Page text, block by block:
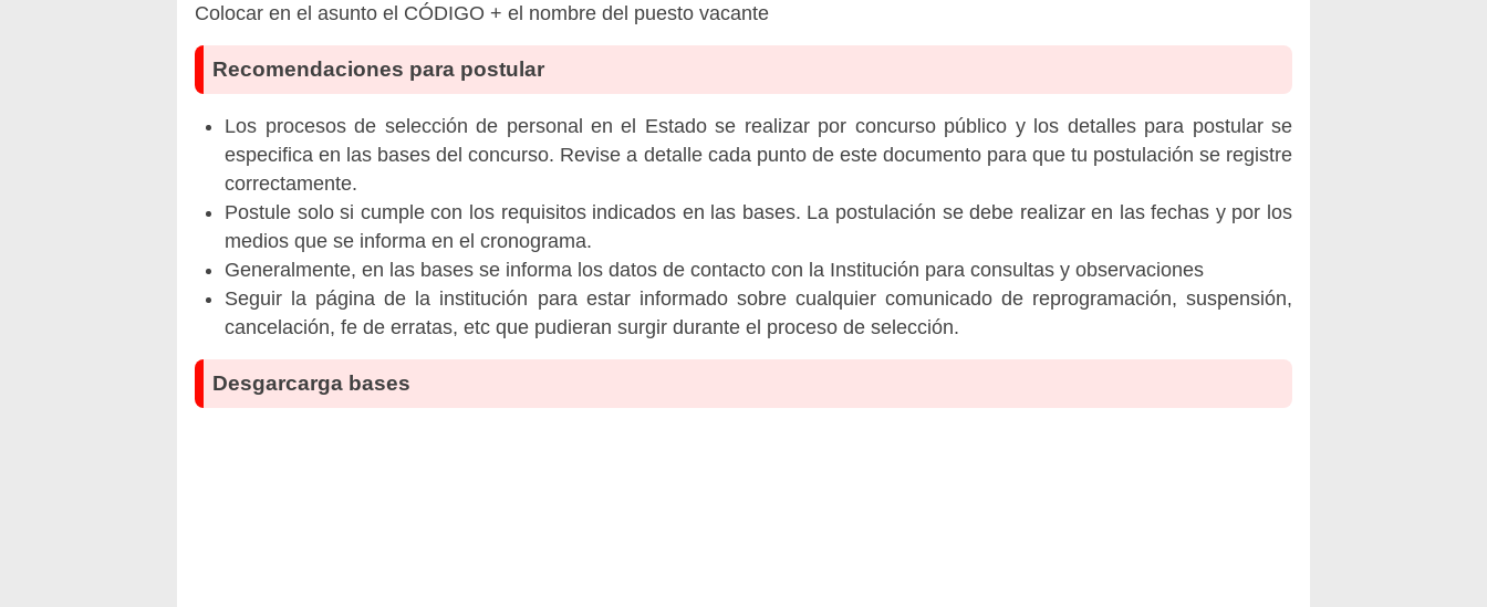
Colocar en el asunto el CÓDIGO + el nombre del puesto vacante
Recomendaciones para postular
Los procesos de selección de personal en el Estado se realizar por concurso público y los detalles para postular se
especifica en las bases del concurso. Revise a detalle cada punto de este documento para que tu postulación se registre
correctamente.
Postule solo si cumple con los requisitos indicados en las bases. La postulación se debe realizar en las fechas y por los
medios que se informa en el cronograma.
Generalmente, en las bases se informa los datos de contacto con la Institución para consultas y observaciones
Seguir la página de la institución para estar informado sobre cualquier comunicado de reprogramación, suspensión,
cancelación, fe de erratas, etc que pudieran surgir durante el proceso de selección.
Desgarcarga bases